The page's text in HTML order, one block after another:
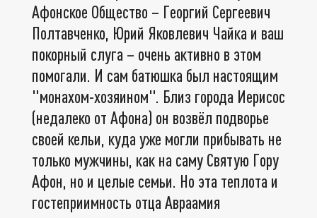
Афонское Общество – Георгий Сергеевич
Полтавченко, Юрий Яковлевич Чайка и ваш
покорный слуга – очень активно в этом
помогали. И сам батюшка был настоящим
"монахом-хозяином". Близ города Иерисос
(недалеко от Афона) он возвёл подворье
своей кельи, куда уже могли прибывать не
только мужчины, как на саму Святую Гору
Афон, но и целые семьи. Но эта теплота и
гостеприимность отца Авраамия